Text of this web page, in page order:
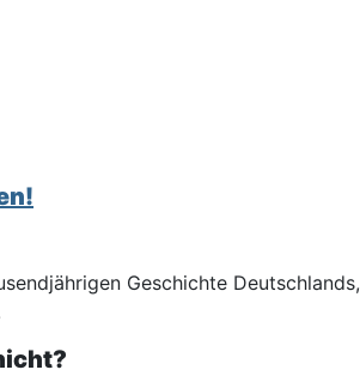
Geschichte Deutschlands,